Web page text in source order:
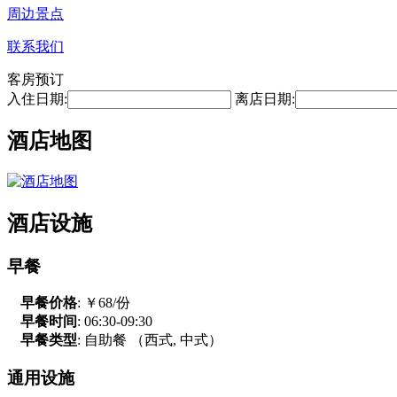
周边景点
联系我们
客房预订
入住日期:
离店日期:
酒店地图
酒店设施
早餐
早餐价格: ￥68/份
早餐时间: 06:30-09:30
早餐类型: 自助餐 （西式, 中式）
通用设施